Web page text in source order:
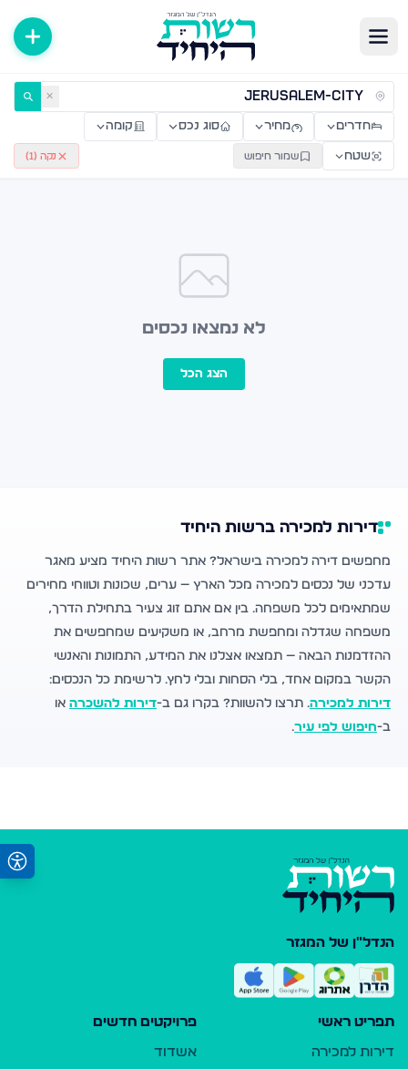
דירות למכירה ולהשכרה — רשות היחיד ✕
חדרים מחיר סוג נכס קומה
שטח שמור חיפוש נקה ( 1
)
לא נמצאו נכסים
הצג הכל
דירות למכירה ברשות היחיד
מחפשים דירה למכירה בישראל? אתר רשות היחיד מציע מאגר
עדכני של נכסים למכירה מכל הארץ — ערים, שכונות וטווחי מחירים
שמתאימים לכל משפחה. בין אם אתם זוג צעיר בתחילת הדרך,
משפחה שגדלה ומחפשת מרחב, או משקיעים שמחפשים את
ההזדמנות הבאה — תמצאו אצלנו את המידע, התמונות והאנשי
הקשר במקום אחד, בלי הסחות ובלי לחץ. לרשימת כל הנכסים:
דירות למכירה. תרצו להשוות? בקרו גם ב-דירות להשכרה או
ב-חיפוש לפי עיר.
הנדל"ן של המגזר
תפריט ראשי
דירות למכירה
פרויקטים חדשים
אשדוד